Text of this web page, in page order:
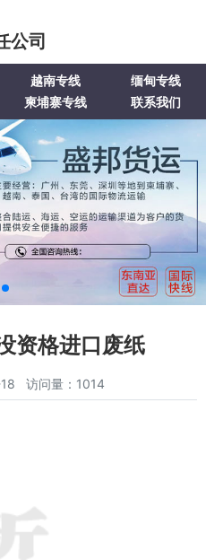
公司
越南专线
缅甸专线
柬埔寨专线 联系我们
资格进口废纸
访问量：1014